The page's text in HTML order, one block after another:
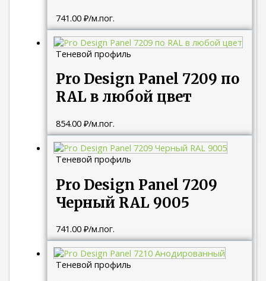
741.00₽/м.пог.
Теневой профиль
Pro Design Panel 7209 по
RAL в любой цвет
854.00₽/м.пог.
Теневой профиль
Pro Design Panel 7209
Черный RAL 9005
741.00₽/м.пог.
Теневой профиль